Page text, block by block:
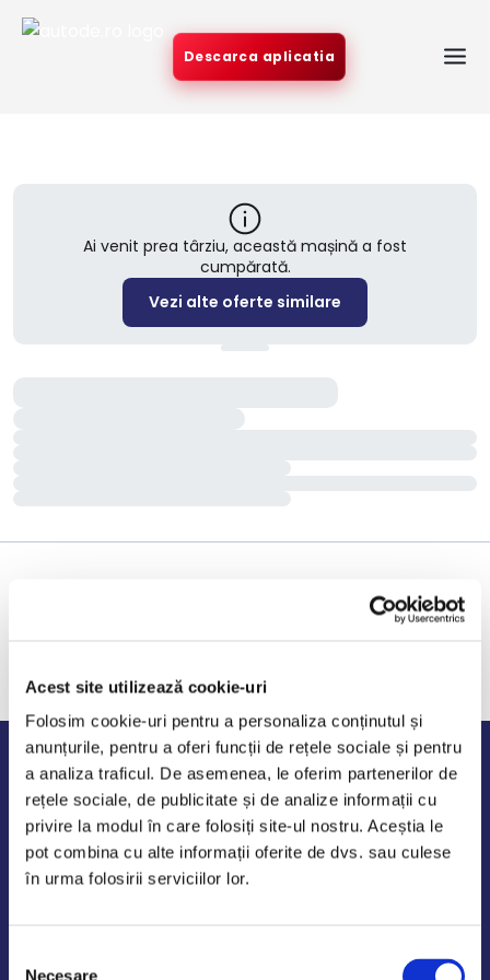
Acest site utilizează cookie-uri
Folosim cookie-uri pentru a personaliza conținutul și
anunțurile, pentru a oferi funcții de rețele sociale și pentru
a analiza traficul. De asemenea, le oferim partenerilor de
rețele sociale, de publicitate și de analize informații cu
privire la modul în care folosiți site-ul nostru. Aceștia le
pot combina cu alte informații oferite de dvs. sau culese
în urma folosirii serviciilor lor.
Necesare
Descarca aplicatia
Ai venit prea târziu, această mașină a fost
cumpărată.
Vezi alte oferte similare
Program de lucru
Luni - Vineri: 09:00-18:00
Sambata - Duminica: 10:00-14:00